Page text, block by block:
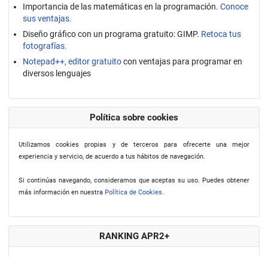
Importancia de las matemáticas en la programación. Conoce
sus ventajas.
Diseño gráfico con un programa gratuito: GIMP. Retoca tus
fotografías.
Notepad++, editor gratuitocon ventajas para programar en
diversos lenguajes
Política sobre cookies
Utilizamos cookies propias y de terceros para ofrecerte una mejor
experiencia y servicio, de acuerdo a tus hábitos de navegación.
Si continúas navegando, consideramos que aceptas su uso. Puedes obtener
más información en nuestra Política de Cookies.
RANKING APR2+